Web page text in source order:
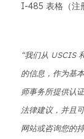
I-485 表格（注
“我们从 USCIS
的信息，作为基
师事务所提供认
法律建议，并且
网站或咨询您的